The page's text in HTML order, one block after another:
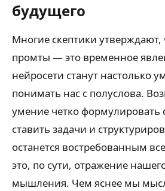
будущего
Многие скептики утверждают,
промты — это временное
нейросети станут настолько
понимать нас с полуслова.
умение четко формулировать
ставить задачи и
останется востребованным
это, по сути, отражение
мышления. Чем яснее мы